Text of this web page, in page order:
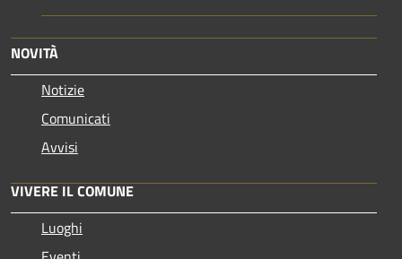
NOVITÀ
Notizie
Comunicati
Avvisi
VIVERE IL COMUNE
Luoghi